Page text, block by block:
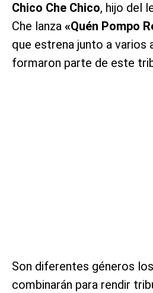
Chico Che Chico, hijo del
Che lanza «Quén Pompo
que estrena junto a varios
formaron parte de este
Son diferentes géneros
combinarán para rendir